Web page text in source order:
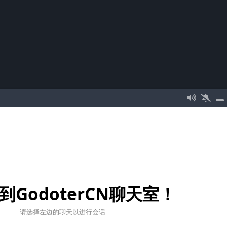
GodoterCN聊天室！
请选择左边的聊天以进行会话